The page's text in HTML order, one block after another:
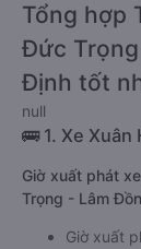
Tổng hợp
Đức
Định tốt
null
🚌 1. Xe Xuân
Giờ xuất phát
Trọng - Lâm
Giờ xuất